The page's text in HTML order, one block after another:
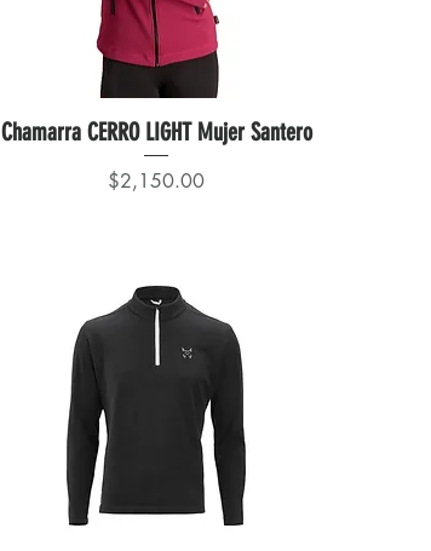
Chamarra CERRO LIGHT Mujer Santero
Precio
$2,150.00